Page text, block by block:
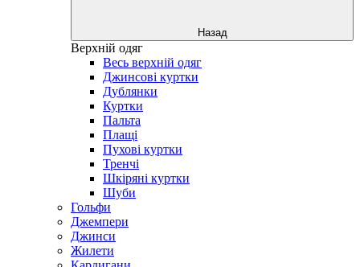
Назад
Верхній одяг
Весь верхній одяг
Джинсові куртки
Дублянки
Куртки
Пальта
Плащі
Пухові куртки
Тренчі
Шкіряні куртки
Шуби
Гольфи
Джемпери
Джинси
Жилети